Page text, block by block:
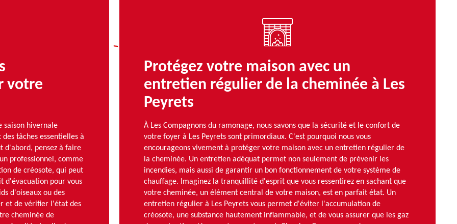
votre
saison hivernale
tâches essentielles à
d'abord, pensez à faire
professionnel, comme
de créosote, qui peut
d'évacuation pour vous
d'oiseaux ou des
et de vérifier l'état des
cheminée de
Protégez votre maison avec un
entretien régulier de la cheminée à Les
Peyrets
À Les Compagnons du ramonage, nous savons que la sécurité et le confort de
votre foyer à Les Peyrets sont primordiaux. C'est pourquoi nous vous
encourageons vivement à protéger votre maison avec un entretien régulier de
la cheminée. Un entretien adéquat permet non seulement de prévenir les
incendies, mais aussi de garantir un bon fonctionnement de votre système de
chauffage. Imaginez la tranquillité d'esprit que vous ressentirez en sachant que
votre cheminée, un élément central de votre maison, est en parfait état. Un
entretien régulier à Les Peyrets vous permet d'éviter l'accumulation de
créosote, une substance hautement inflammable, et de vous assurer que les gaz